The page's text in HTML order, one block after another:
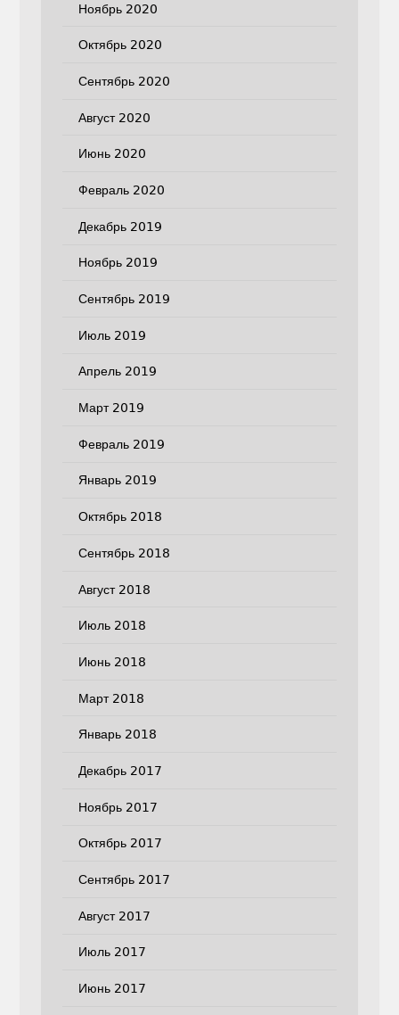
Ноябрь 2020
Октябрь 2020
Сентябрь 2020
Август 2020
Июнь 2020
Февраль 2020
Декабрь 2019
Ноябрь 2019
Сентябрь 2019
Июль 2019
Апрель 2019
Март 2019
Февраль 2019
Январь 2019
Октябрь 2018
Сентябрь 2018
Август 2018
Июль 2018
Июнь 2018
Март 2018
Январь 2018
Декабрь 2017
Ноябрь 2017
Октябрь 2017
Сентябрь 2017
Август 2017
Июль 2017
Июнь 2017